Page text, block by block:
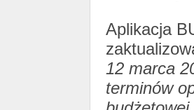
Aplikacja
12 marca
terminów